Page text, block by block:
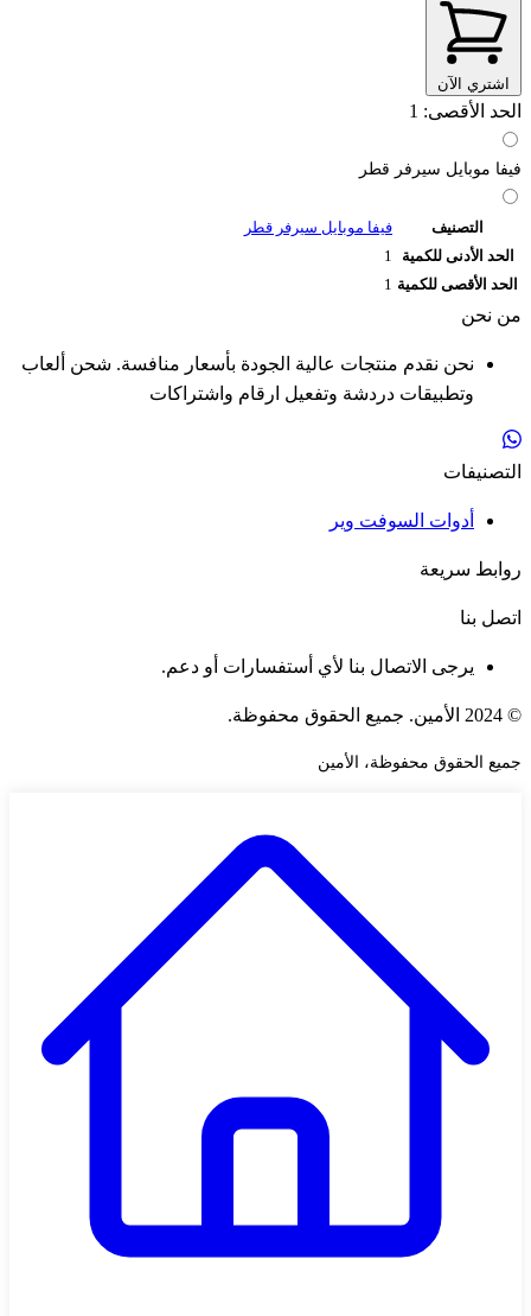
اشتري الآن
الحد الأقصى: 1
فيفا موبايل سيرفر قطر
التصنيف
فيفا موبايل سيرفر قطر
الحد الأدنى للكمية
1
الحد الأقصى للكمية 1
من نحن
نحن نقدم منتجات عالية الجودة بأسعار منافسة. شحن ألعاب
وتطبيقات دردشة وتفعيل ارقام واشتراكات
التصنيفات
أدوات السوفت وير
روابط سريعة
اتصل بنا
يرجى الاتصال بنا لأي أستفسارات أو دعم.
© 2024 الأمين. جميع الحقوق محفوظة.
جميع الحقوق محفوظة، الأمين